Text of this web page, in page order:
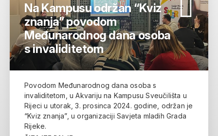
Na Kampusu održan “Kviz
znanja” povodom
Međunarodnog dana osoba
s invaliditetom
Povodom Međunarodnog dana osoba s
invaliditetom, u Akvariju na Kampusu Sveučilišta u
Rijeci u utorak, 3. prosinca 2024. godine, održan je
“Kviz znanja”, u organizaciji Savjeta mladih Grada
Rijeke.